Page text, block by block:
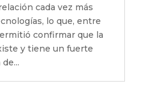
cada vez más
lo que, entre
confirmar que la
y tiene un fuerte